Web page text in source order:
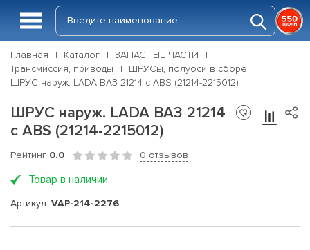
Главная Каталог
ЗАПАСНЫЕ ЧАСТИ
Трансмиссия, приводы
ШРУСы, полуоси в сборе
ШРУС наруж. LADA ВАЗ 21214 с ABS (21214-2215012)
ШРУС наруж. LADA ВАЗ 21214
с ABS (21214-2215012)
Рейтинг 0.0 0 отзывов
Товар в наличии
Артикул: VAP-214-2276